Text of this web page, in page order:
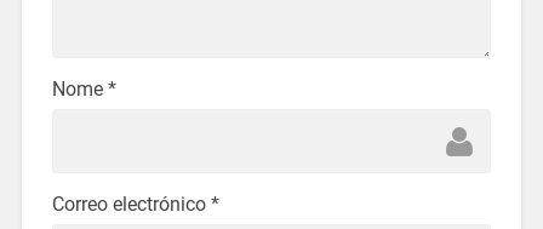
Nome *
Correo electrónico *